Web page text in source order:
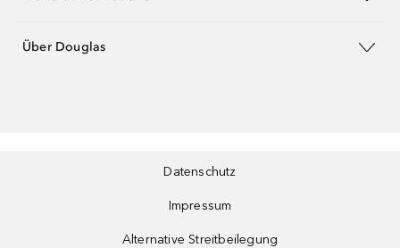
Über Douglas
Datenschutz
Impressum
Alternative Streitbeilegung